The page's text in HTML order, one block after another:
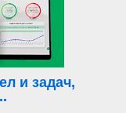
и задач,